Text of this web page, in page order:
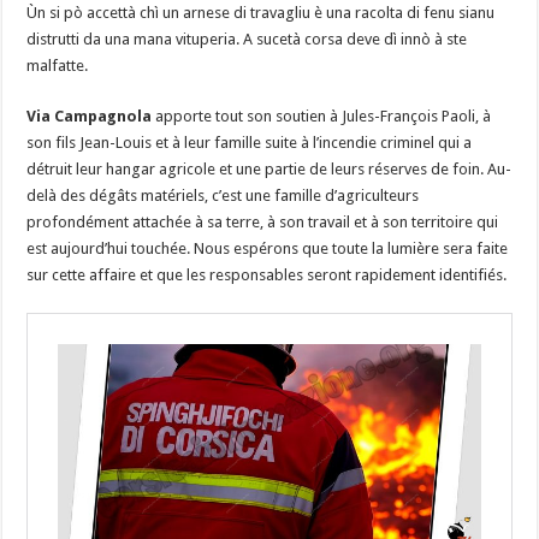
Ùn si pò accettà chì un arnese di travagliu è una racolta di fenu sianu
distrutti da una mana vituperia. A sucetà corsa deve dì innò à ste
malfatte.
Via Campagnola apporte tout son soutien à Jules-François Paoli, à
son fils Jean-Louis et à leur famille suite à l’incendie criminel qui a
détruit leur hangar agricole et une partie de leurs réserves de foin. Au-
delà des dégâts matériels, c’est une famille d’agriculteurs
profondément attachée à sa terre, à son travail et à son territoire qui
est aujourd’hui touchée. Nous espérons que toute la lumière sera faite
sur cette affaire et que les responsables seront rapidement identifiés.